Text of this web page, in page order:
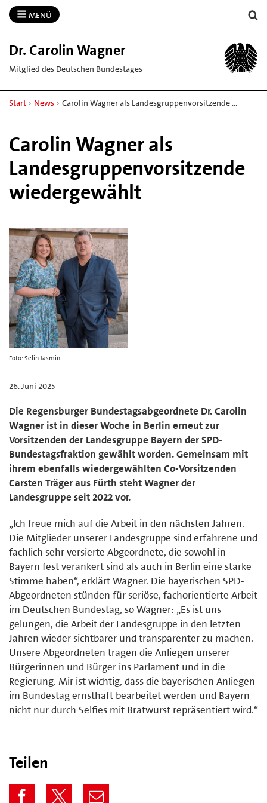
MENÜ
Dr.​ Carolin Wagner
Mitglied des Deutschen Bundestages
Start › News › Carolin Wagner als Landesgruppenvorsitzende …
Carolin Wagner als
Landesgruppenvorsitzende
wiedergewählt
Foto: Selin Jasmin
26. Juni 2025
Die Regensburger Bundestagsabgeordnete Dr. Carolin
Wagner ist in dieser Woche in Berlin erneut zur
Vorsitzenden der Landesgruppe Bayern der SPD-
Bundestagsfraktion gewählt worden. Gemeinsam mit
ihrem ebenfalls wiedergewählten Co-Vorsitzenden
Carsten Träger aus Fürth steht Wagner der
Landesgruppe seit 2022 vor.
„Ich freue mich auf die Arbeit in den nächsten Jahren.
Die Mitglieder unserer Landesgruppe sind erfahrene und
fachlich sehr versierte Abgeordnete, die sowohl in
Bayern fest verankert sind als auch in Berlin eine starke
Stimme haben“, erklärt Wagner. Die bayerischen SPD-
Abgeordneten stünden für seriöse, fachorientierte Arbeit
im Deutschen Bundestag, so Wagner: „Es ist uns
gelungen, die Arbeit der Landesgruppe in den letzten
Jahren wieder sichtbarer und transparenter zu machen.
Unsere Abgeordneten tragen die Anliegen unserer
Bürgerinnen und Bürger ins Parlament und in die
Regierung. Mir ist wichtig, dass die bayerischen Anliegen
im Bundestag ernsthaft bearbeitet werden und Bayern
nicht nur durch Selfies mit Bratwurst repräsentiert wird.“
Teilen